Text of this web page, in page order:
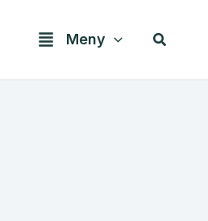
Meny Søk